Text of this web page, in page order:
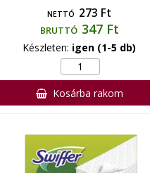
NETTÓ 273 Ft
BRUTTÓ 347 Ft
Készleten: igen (1-5 db)
Kosárba rakom